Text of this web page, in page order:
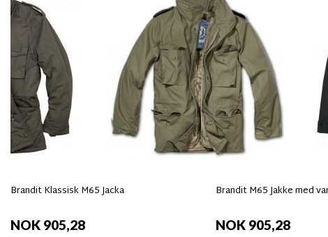
Brandit Klassisk M65 Jacka
NOK 905,28
Brandit M65 Jakke med
NOK 905,28